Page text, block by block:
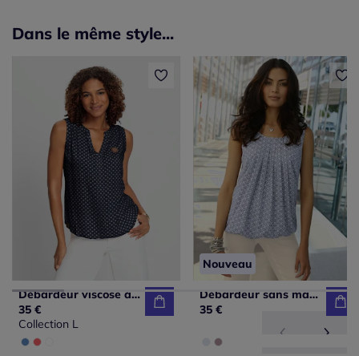
Dans le même style...
Débardeur viscose à encolure ronde et V chevauchant
35 €
Collection L
Nouveau
Débardeur sans manches à plis avec fermeture boutonnée au dos
35 €